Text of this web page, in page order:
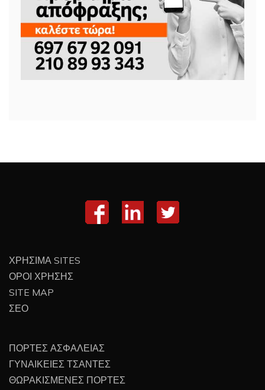
ΧΡΗΣΙΜΑ SITES
ΟΡΟΙ ΧΡΗΣΗΣ
SITE MAP
ΣΕΟ
ΠΟΡΤΕΣ ΑΣΦΑΛΕΙΑΣ
ΓΥΝΑΙΚΕΙΕΣ ΤΣΑΝΤΕΣ
ΘΩΡΑΚΙΣΜΕΝΕΣ ΠΟΡΤΕΣ